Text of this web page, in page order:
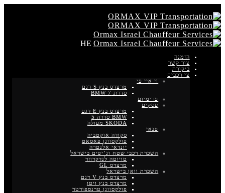
HE
הזמנה
צור קשר
ביקורת
צי רכבים
וי איי פי
מרצדס בנץ S דגם
סדרת BMW 7
פרימיום
עסקים
מרצדס בנץ E דגם
BMW סדרה 5
ŠKODA מעולה
פנאי
סקודה אוקטביה
פולקסווגן פאסאט
יונדאי אלנטרה
השכרת רכבי שטח וג’יפים בישראל
טויוטה לנדקרוזר
מרצדס GL
השכרת וואן בישראל
מרצדס בנץ V דגם
מרצדס בנץ ויטו
פולקסווגן טרנספורטר